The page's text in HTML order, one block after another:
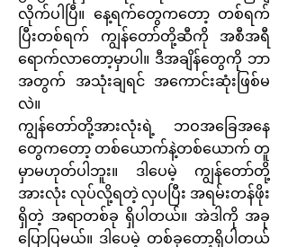
လိုက်ပါပြီ။ နေ့ရက်တွေကတော့ တစ်ရက်
ပြီးတစ်ရက် ကျွန်တော်တို့ဆီကို အစီအရီ
ရောက်လာတော့မှာပါ။ ဒီအချိန်တွေကို ဘာ
အတွက် အသုံးချရင် အကောင်းဆုံးဖြစ်မ
လဲ။
ကျွန်တော်တို့အားလုံးရဲ့ ဘဝအခြေအနေ
တွေကတော့ တစ်ယောက်နဲ့တစ်ယောက် တူ
မှာမဟုတ်ပါဘူး။ ဒါပေမဲ့ ကျွန်တော်တို့
အားလုံး လုပ်လို့ရတဲ့ လှပပြီး အရမ်းတန်ဖိုး
ရှိတဲ့ အရာတစ်ခု ရှိပါတယ်။ အဲဒါကို အခု
ပြောပြမယ်။ ဒါပေမဲ့ တစ်ခုတော့ရှိပါတယ်